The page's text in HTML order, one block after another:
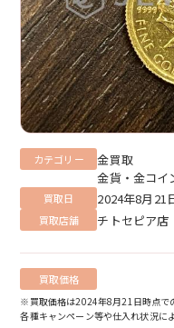
カテゴリー
金買取
金貨・金コイ
買取日 2024年8月21
買取店舗 チトセピア店
買取価格
※買取価格は2024年8月21日時点で
各種キャンペーン等や仕入れ状況に